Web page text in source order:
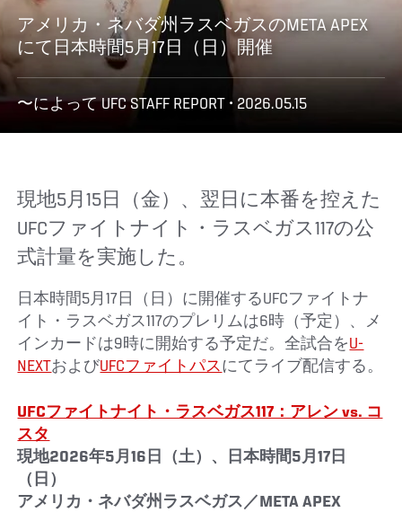
アメリカ・ネバダ州ラスベガスのMETA APEX
にて日本時間5月17日（日）開催
〜によって UFC STAFF REPORT • 2026.05.15
現地5月15日（金）、翌日に本番を控えた
UFCファイトナイト・ラスベガス117の公
式計量を実施した。
日本時間5月17日（日）に開催するUFCファイトナ
イト・ラスベガス117のプレリムは6時（予定）、メ
インカードは9時に開始する予定だ。全試合をU-
NEXTおよびUFCファイトパスにてライブ配信する。
UFCファイトナイト・ラスベガス117：アレン vs. コ
スタ
現地2026年5月16日（土）、日本時間5月17日
（日）
アメリカ・ネバダ州ラスベガス／META APEX